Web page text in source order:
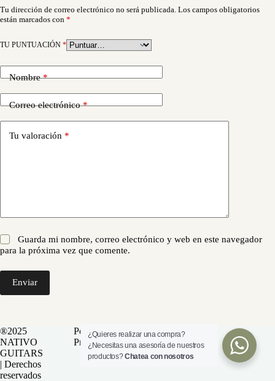
Tu dirección de correo electrónico no será publicada. Los campos obligatorios
están marcados con *
TU PUNTUACIÓN *
Nombre*
Correo electrónico*
Tu valoración *
Guarda mi nombre, correo electrónico y web en este navegador
para la próxima vez que comente.
Enviar
®2025
NATIVO
GUITARS
| Derechos
reservados
Política de
Privacidad
¿Quieres realizar una compra?
¿Necesitas una asesoría de nuestros
productos?Chatea con nosotros